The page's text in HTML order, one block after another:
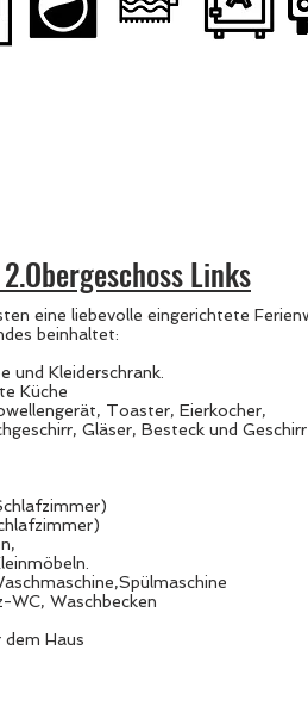
Links
eine liebevolle eingerichtete
beinhaltet:
und Kleiderschrank.
Küche
Toaster, Eierkocher,
Gläser, Besteck und
Waschbecken
Haus